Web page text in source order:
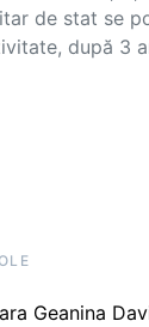
de stat se
după 3
Geanina